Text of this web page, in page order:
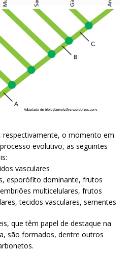
respectivamente, o momento em
evolutivo, as seguintes
vasculares
esporófito dominante, frutos
multicelulares, frutos
tecidos vasculares, sementes
que têm papel de destaque na
são formados, dentre outros